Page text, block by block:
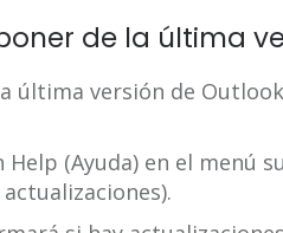
de la última
última versión de
(Ayuda) en el menú